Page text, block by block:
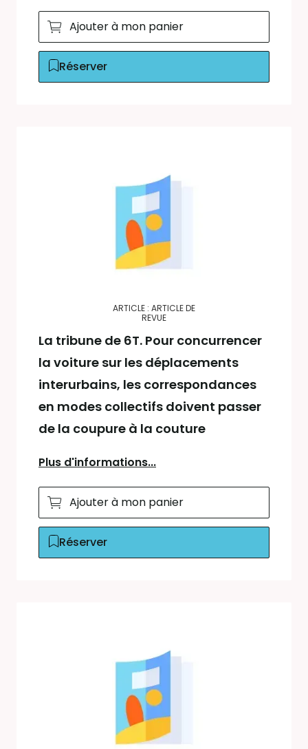
Ajouter à mon panier
Réserver
ARTICLE : ARTICLE DE
REVUE
La tribune de 6T. Pour concurrencer
la voiture sur les déplacements
interurbains, les correspondances
en modes collectifs doivent passer
de la coupure à la couture
Plus d'informations...
Ajouter à mon panier
Réserver